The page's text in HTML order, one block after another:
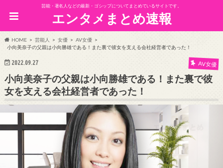
芸能・著名人などの最新・ゴシップについてまとめているサイトです。
エンタメまとめ速報
HOME 芸能人 女優
AV女優
小向美奈子の父親は小向勝雄である！また裏で彼女を支える会社経営者であった！
2022.09.27 AV女優
小向美奈子の父親は小向勝雄である！また裏で彼
女を支える会社経営者であった！